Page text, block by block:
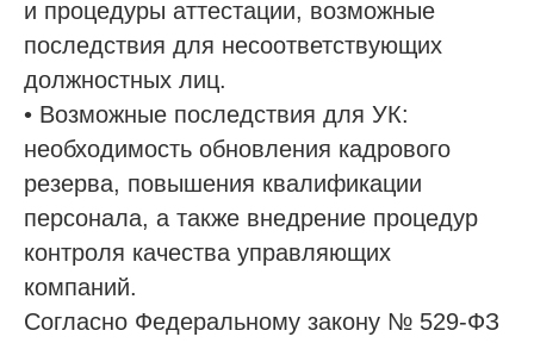
и процедуры аттестации, возможные
последствия для несоответствующих
должностных лиц.
• Возможные последствия для УК:
необходимость обновления кадрового
резерва, повышения квалификации
персонала, а также внедрение процедур
контроля качества управляющих
компаний.
Согласно Федеральному закону № 529-ФЗ